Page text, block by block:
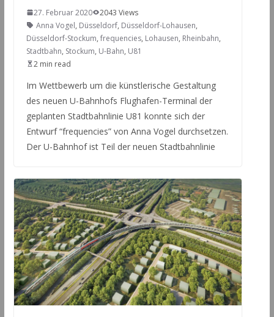
27. Februar 2020
2043 Views
Anna Vogel, Düsseldorf, Düsseldorf-Lohausen,
Düsseldorf-Stockum, frequencies, Lohausen, Rheinbahn,
Stadtbahn, Stockum, U-Bahn, U81
2 min read
Im Wettbewerb um die künstlerische Gestaltung
des neuen U-Bahnhofs Flughafen-Terminal der
geplanten Stadtbahnlinie U81 konnte sich der
Entwurf “frequencies” von Anna Vogel durchsetzen.
Der U-Bahnhof ist Teil der neuen Stadtbahnlinie